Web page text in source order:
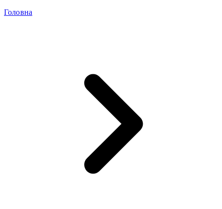
Головна